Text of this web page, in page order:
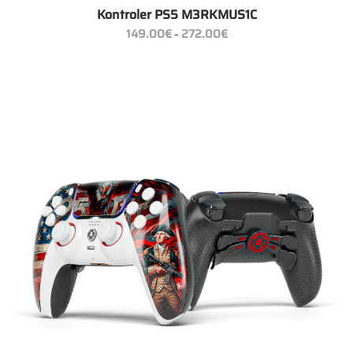
Kontroler PS5 M3RKMUS1C
149.00€– 272.00€Zakres
cen: